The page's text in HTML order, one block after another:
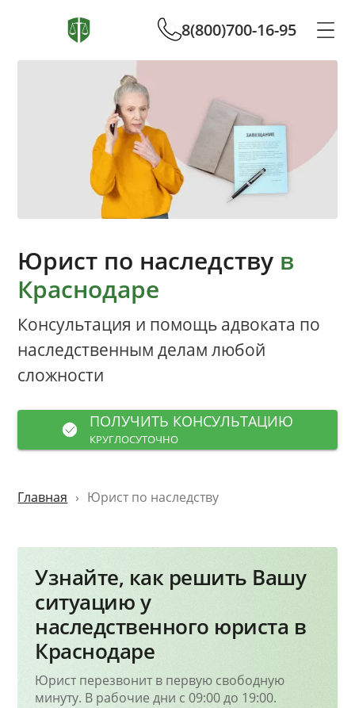
8(800)700-16-95
Юрист по наследству в
Краснодаре
Консультация и помощь адвоката по
наследственным делам любой
сложности
ПОЛУЧИТЬ КОНСУЛЬТАЦИЮ
КРУГЛОСУТОЧНО
Главная Юрист по наследству
Узнайте, как решить Вашу
ситуацию у
наследственного юриста в
Краснодаре
Юрист перезвонит в первую свободную
минуту. В рабочие дни с 09:00 до 19:00.